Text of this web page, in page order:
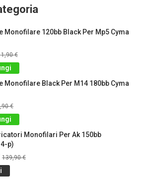
Monofilare 120bb Black Per Mp5 Cyma
€
Monofilare Black Per M14 180bb Cyma
€
Monofilari Per Ak 150bb
p)
139,90 €